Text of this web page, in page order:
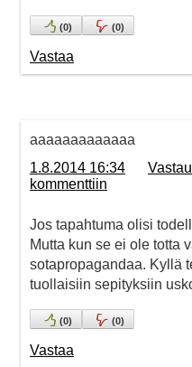
(0) (0)
Vastaa
aaaaaaaaaaaaa
1.8.2014 16:34
kommenttiin
Jos tapahtuma olisi
Mutta kun se ei ole totta
sotapropagandaa. Kyllä
tuollaisiin sepityksiin
(0) (0)
Vastaa